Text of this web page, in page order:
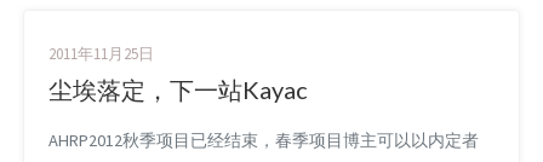
向走下去，而是想做一些移动互联开发相关的事情，同时也
看好智能电视和近距传输这样有可能在近期再一次改变人类
生活的东西。所以...
2011年11月25日
尘埃落定，下一站Kayac
AHRP2012秋季项目已经结束，春季项目博主可以以内定者